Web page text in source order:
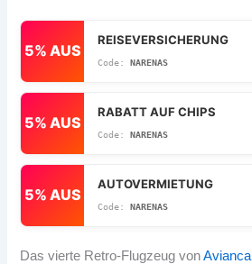
5% AUS
REISEVERSICHERUNG
NARENAS
5% AUS
RABATT AUF CHIPS
NARENAS
5% AUS
AUTOVERMIETUNG
NARENAS
Das vierte Retro-Flugzeug vonAvianca